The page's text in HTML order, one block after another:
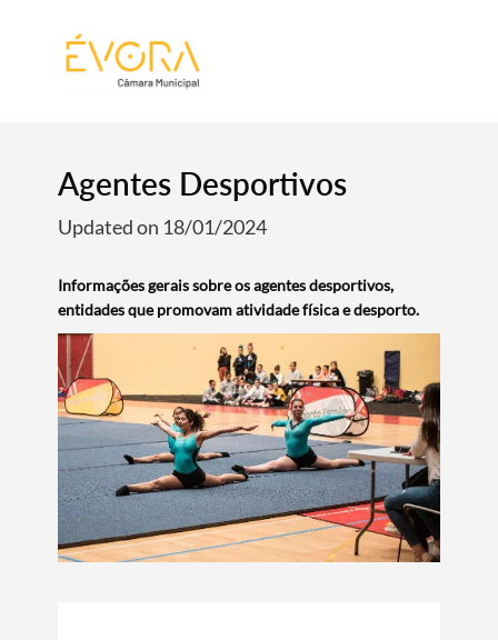
Agentes Desportivos
Updated on 18/01/2024
Informações gerais sobre os agentes desportivos,
entidades que promovam atividade física e desporto.